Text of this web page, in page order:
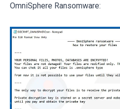
OmniSphere Ransomware: